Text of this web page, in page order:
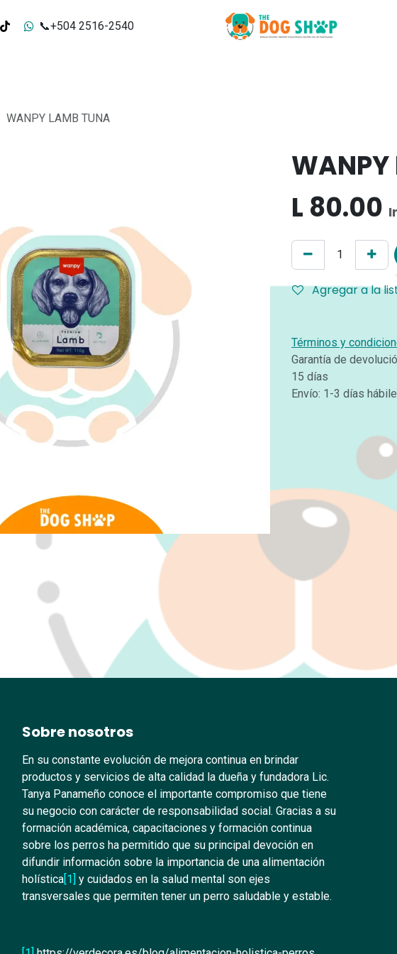
📞+504 2516-2540
WANPY LAMB TUNA
WANPY
L 80.00
Agregar a la
Términos y
Garantía de
15 días
Envío: 1-3 días
Sobre nosotros
En su constante evolución de mejora continua en brindar
productos y servicios de alta calidad la dueña y fundadora Lic.
Tanya Panameño conoce el importante compromiso que tiene
su negocio con carácter de responsabilidad social. Gracias a su
formación académica, capacitaciones y formación continua
sobre los perros ha permitido que su principal devoción en
difundir información sobre la importancia de una alimentación
holística[1] y cuidados en la salud mental son ejes
transversales que permiten tener un perro saludable y estable.